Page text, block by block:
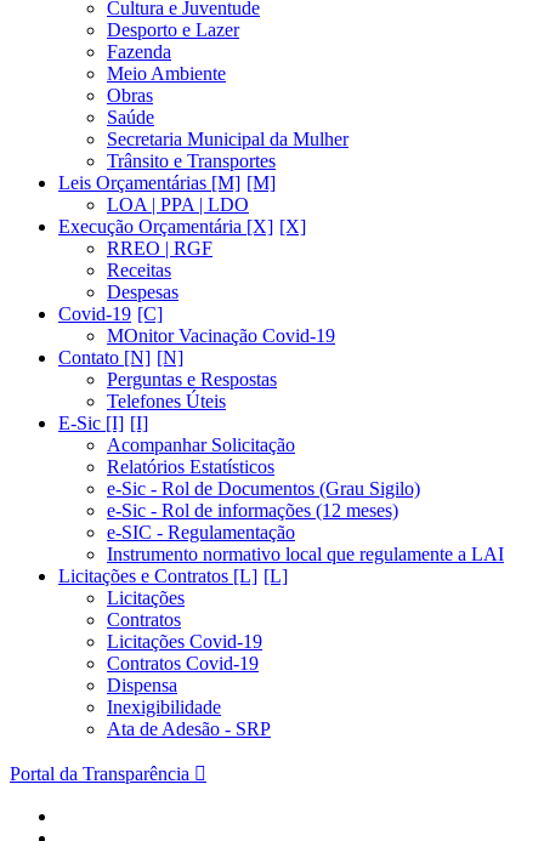
Cultura e Juventude
Desporto e Lazer
Fazenda
Meio Ambiente
Obras
Saúde
Secretaria Municipal da Mulher
Trânsito e Transportes
Leis Orçamentárias [M]
LOA | PPA | LDO
Execução Orçamentária [X]
RREO | RGF
Receitas
Despesas
Covid-19
MOnitor Vacinação Covid-19
Contato [N]
Perguntas e Respostas
Telefones Úteis
E-Sic [I]
Acompanhar Solicitação
Relatórios Estatísticos
e-Sic - Rol de Documentos (Grau Sigilo)
e-Sic - Rol de informações (12 meses)
e-SIC - Regulamentação
Instrumento normativo local que regulamente a LAI
Licitações e Contratos [L]
Licitações
Contratos
Licitações Covid-19
Contratos Covid-19
Dispensa
Inexigibilidade
Ata de Adesão - SRP
Portal da Transparência